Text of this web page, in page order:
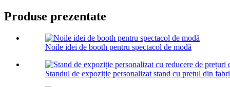
Produse prezentate
Noile idei de booth pentru spectacol de modă
Standul de expoziție personalizat stand cu prețul din